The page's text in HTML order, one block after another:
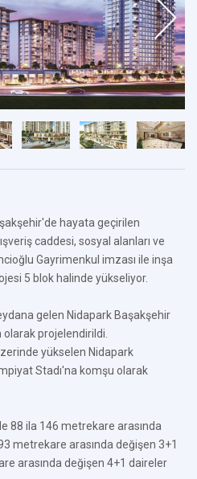
hayata geçirilen
caddesi, sosyal alanları ve
Gayrimenkul imzası ile inşa
5 blok halinde yükseliyor.
gelen Nidapark Başakşehir
projelendirildi.
yükselen Nidapark
Stadı'na komşu olarak
88 ila 146 metrekare arasında
metrekare arasında değişen 3+1
arasında değişen 4+1 daireler